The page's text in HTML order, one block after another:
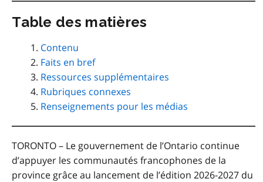
Table des matières
Contenu
Faits en bref
Ressources supplémentaires
Rubriques connexes
Renseignements pour les médias
TORONTO – Le gouvernement de l’Ontario continue
d’appuyer les communautés francophones de la
province grâce au lancement de l’édition 2026-2027 du